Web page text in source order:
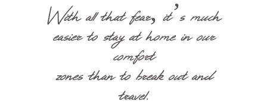
With all that fear, it’s much
easier to stay at home in our
comfort
zones than to break out and
travel.